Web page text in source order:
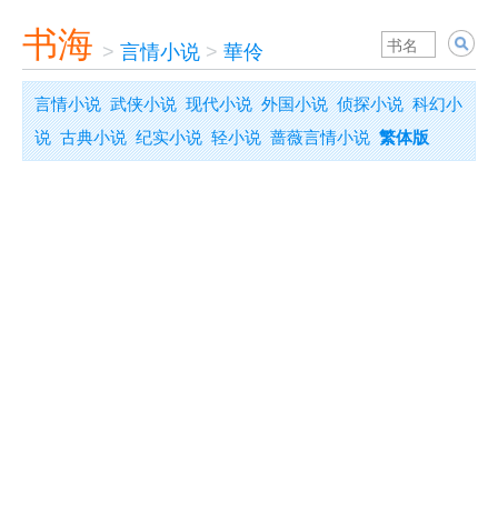
书海 > 言情小说 > 華伶
言情小说 武侠小说 现代小说 外国小说 侦探小说 科幻小
说 古典小说 纪实小说 轻小说 蔷薇言情小说 繁体版